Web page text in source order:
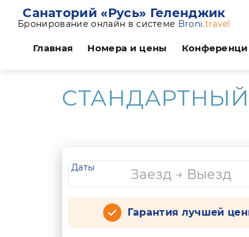
Санаторий «Русь» Геленджик
Бронирование онлайн в системе Broni.travel
Главная Номера и цены
Даты
Гарантия лучшей